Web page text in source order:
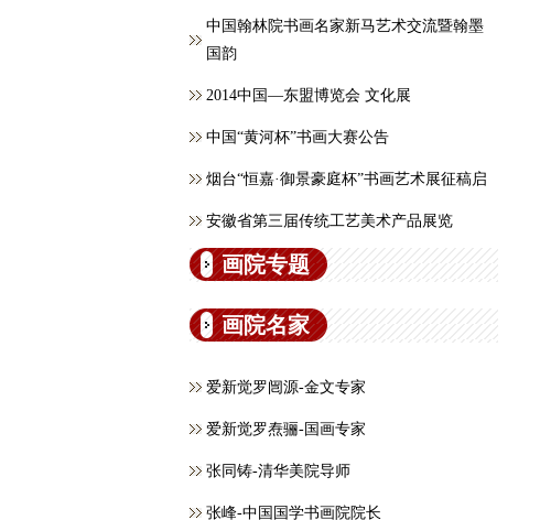
中国翰林院书画名家新马艺术交流暨翰墨
国韵
2014中国—东盟博览会 文化展
中国“黄河杯”书画大赛公告
烟台“恒嘉·御景豪庭杯”书画艺术展征稿启
安徽省第三届传统工艺美术产品展览
画院专题
画院名家
爱新觉罗闿源-金文专家
爱新觉罗焘骊-国画专家
张同铸-清华美院导师
张峰-中国国学书画院院长